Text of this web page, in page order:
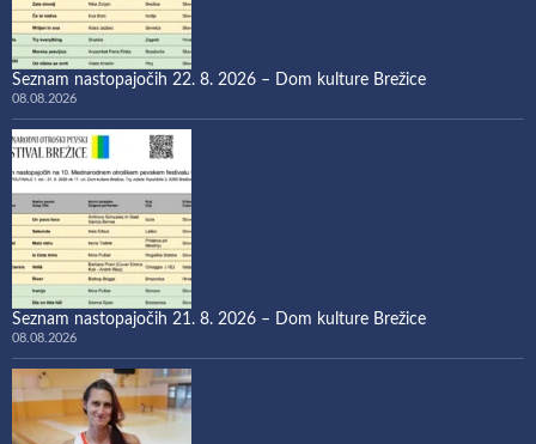
Seznam nastopajočih 22. 8. 2026 – Dom kulture Brežice
08.08.2026
Seznam nastopajočih 21. 8. 2026 – Dom kulture Brežice
08.08.2026